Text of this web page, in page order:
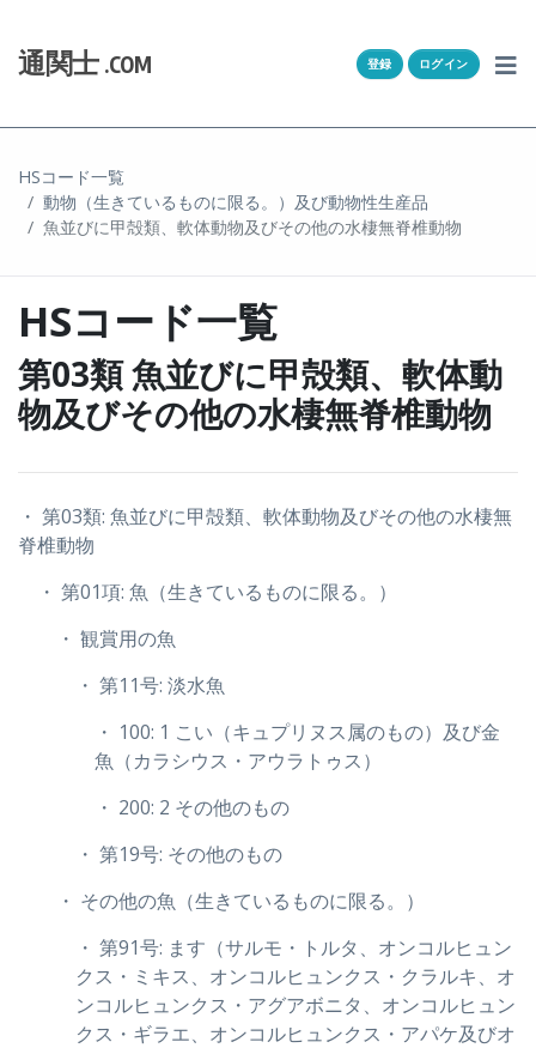
通関士 .COM 登録 ログイン
HSコード一覧
動物（生きているものに限る。）及び動物性生産品
魚並びに甲殻類、軟体動物及びその他の水棲無脊椎動物
HSコード一覧
第03類 魚並びに甲殻類、軟体動
物及びその他の水棲無脊椎動物
・ 第03類: 魚並びに甲殻類、軟体動物及びその他の水棲無
脊椎動物
・ 第01項: 魚（生きているものに限る。）
・ 観賞用の魚
・ 第11号: 淡水魚
・ 100: 1 こい（キュプリヌス属のもの）及び金
魚（カラシウス・アウラトゥス）
・ 200: 2 その他のもの
・ 第19号: その他のもの
・ その他の魚（生きているものに限る。）
・ 第91号: ます（サルモ・トルタ、オンコルヒュン
クス・ミキス、オンコルヒュンクス・クラルキ、オ
ンコルヒュンクス・アグアボニタ、オンコルヒュン
クス・ギラエ、オンコルヒュンクス・アパケ及びオ
通関Ｑ＆Ａ
HSコード
ユーザー登録